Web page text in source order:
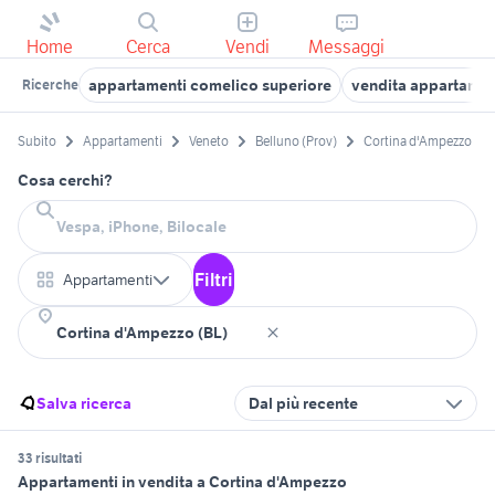
Home Cerca Vendi Messaggi
Ricerche appartamenti comelico superiore vendita
Subito Appartamenti Veneto Belluno (Prov) Cortina d'Ampezzo
Cosa cerchi?
Appartamenti Filtri
Salva ricerca Dal più recente
33 risultati
Appartamenti in vendita a Cortina d'Ampezzo